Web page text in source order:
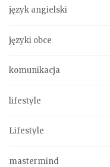
język angielski
języki obce
komunikacja
lifestyle
Lifestyle
mastermind